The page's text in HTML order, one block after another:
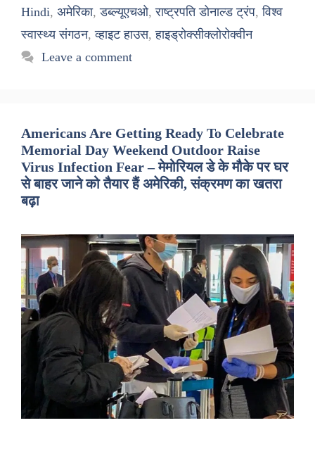
Hindi, अमेरिका,डब्ल्यूएचओ,राष्ट्रपति डोनाल्ड ट्रंप,विश्व
स्वास्थ्य संगठन,व्हाइट हाउस,हाइड्रोक्सीक्लोरोक्वीन
Leave a comment
Americans Are Getting Ready To Celebrate
Memorial Day Weekend Outdoor Raise
Virus Infection Fear – मेमोरियल डे के मौके पर घर
से बाहर जाने को तैयार हैं अमेरिकी, संक्रमण का खतरा
बढ़ा